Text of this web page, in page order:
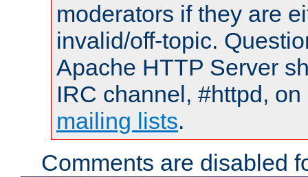
moderators if they are
invalid/off-topic.
Apache HTTP Server
IRC channel, #httpd,
mailing lists.
Comments are disabled